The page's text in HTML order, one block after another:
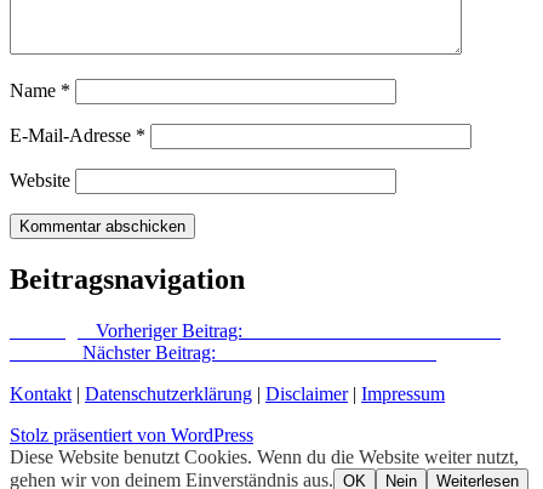
Name *
E-Mail-Adresse *
Website
Beitragsnavigation
Vorheriger Beitrag:
Nächster Beitrag:
Kontakt | Datenschutzerklärung | Disclaimer| Impressum
Stolz präsentiert von WordPress
Diese Website benutzt Cookies. Wenn du die Website weiter nutzt,
gehen wir von deinem Einverständnis aus. OK Nein Weiterlesen